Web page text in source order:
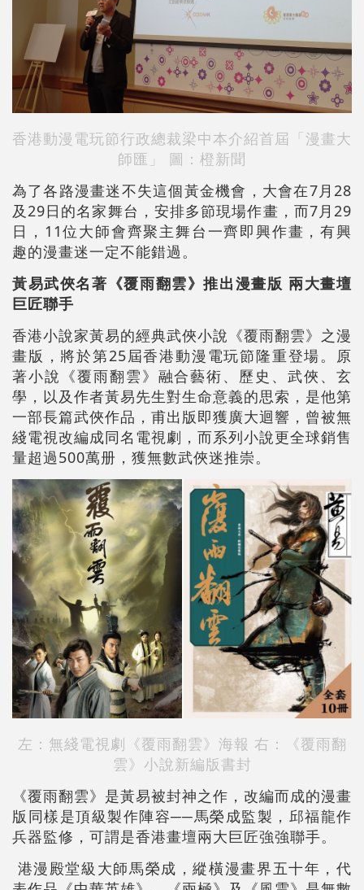
香港動漫電玩節行政總裁梁中本介紹首屆「漫畫大
師匯」 圖：橙新聞
為了各路漫畫迷不失這個黃金機會，大會在7月28
及29日的名家舞台，安排多節現場作畫，而7月29
日，11位大師會齊聚主舞台一齊即興作畫，有興
趣的漫畫迷一定不能錯過。
黃易武俠名著《覆雨翻雲》推出漫畫版 兩大畫壇
巨匠聯手
香港小說家黃易的經典武俠小說《覆雨翻雲》之漫
畫版，將於第25屆香港動漫電玩節隆重登場。原
著小說《覆雨翻雲》融合藝術、歷史、武俠、玄
學，以及作者黃易先生對生命意義的思索，是他第
一部長篇武俠作品，甫出版即獲廣大迴響，曾被無
綫電視改編成同名電視劇，而系列小說更全球銷售
量超過500萬册，獲無數武俠迷推崇。
左：無綫電視劇《覆雨翻雲》海報 右：《覆雨翻
雲》小說新編版書封
《覆雨翻雲》是黃易被封神之作，改編而成的漫畫
版同樣是頂級製作陣容──馬榮成監製，邱福龍作
兵器監修，可謂是香港畫壇兩大巨匠強強聯手。
港漫殿堂級大師馬榮成，縱橫漫畫界五十年，代